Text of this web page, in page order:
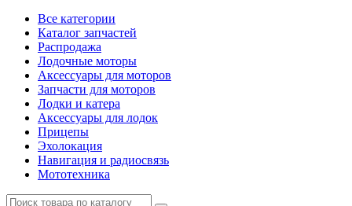
Все категории
Каталог запчастей
Распродажа
Лодочные моторы
Аксессуары для моторов
Запчасти для моторов
Лодки и катера
Аксессуары для лодок
Прицепы
Эхолокация
Навигация и радиосвязь
Мототехника